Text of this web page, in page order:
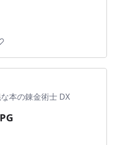
のが基本的な流れのゲー
て少しパズル的要素があ
引き継がせることが出来
本の錬金術士 DX